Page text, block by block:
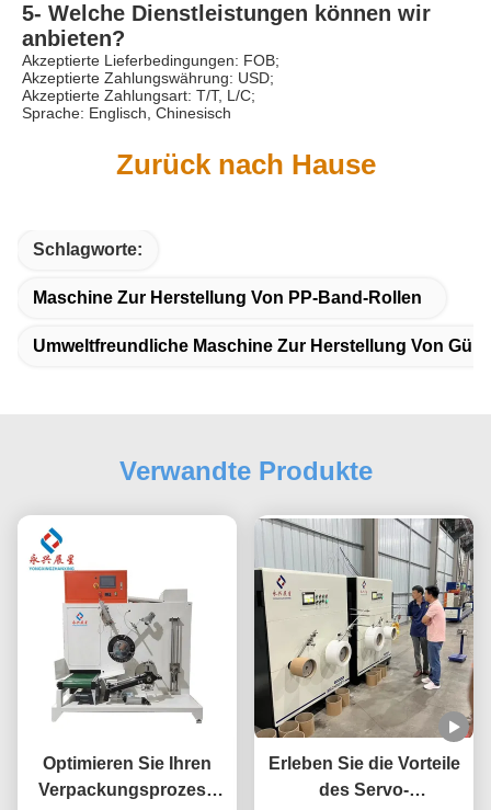
5- Welche Dienstleistungen können wir
anbieten?
Akzeptierte Lieferbedingungen: FOB;
Akzeptierte Zahlungswährung: USD;
Akzeptierte Zahlungsart: T/T, L/C;
Sprache: Englisch, Chinesisch
Zurück nach Hause
Schlagworte:
Maschine Zur Herstellung Von PP-Band-Rollen
Umweltfreundliche Maschine Zur Herstellung Von
Verwandte Produkte
Optimieren Sie Ihren
Verpackungsprozess
Erleben Sie die Vorteile
des Servo-